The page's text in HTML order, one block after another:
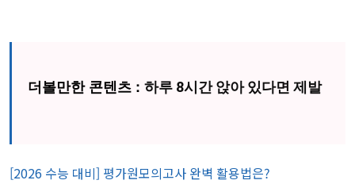
더볼만한 콘텐츠 : 하루 8시간 앉아 있다면 제발
[2026 수능 대비] 평가원모의고사 완벽 활용법은?